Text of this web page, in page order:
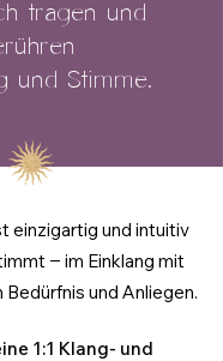
tragen und
und Stimme.
einzigartig und intuitiv
‒ im Einklang mit
und Anliegen.
1:1 Klang- und